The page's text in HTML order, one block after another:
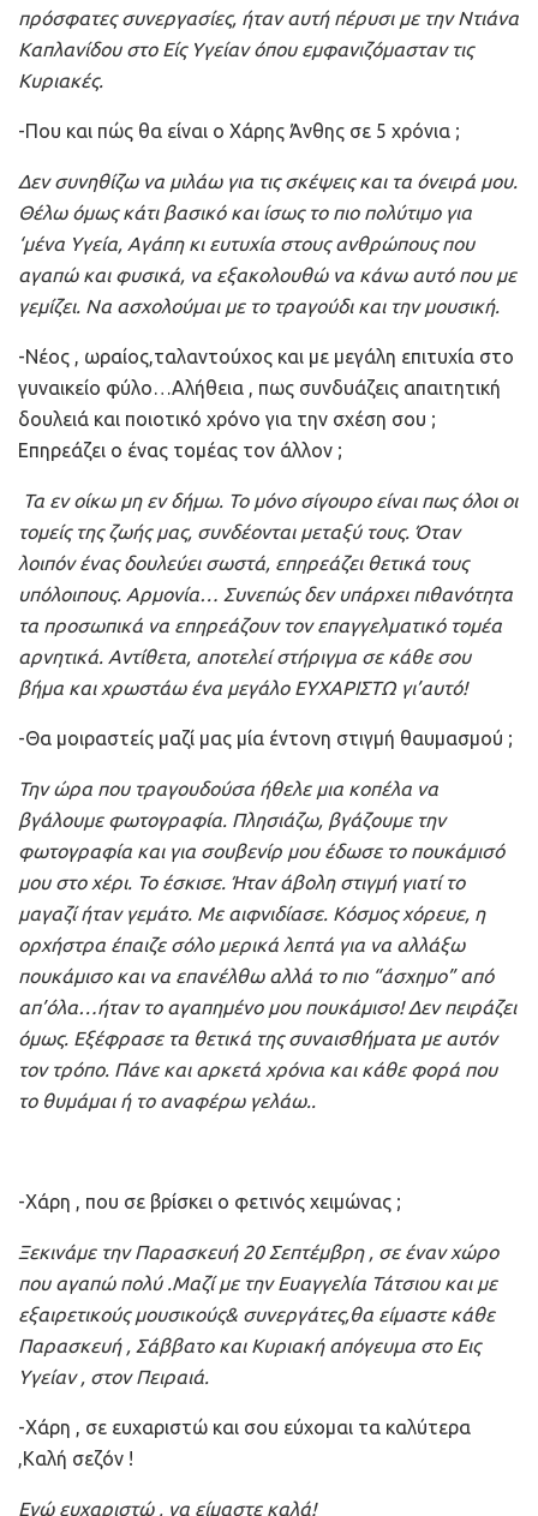
πρόσφατες συνεργασίες, ήταν αυτή πέρυσι με την Ντιάνα
Καπλανίδου στο Είς Υγείαν όπου εμφανιζόμασταν τις
Κυριακές.
-Που και πώς θα είναι ο Χάρης Άνθης σε 5 χρόνια ;
Δεν συνηθίζω να μιλάω για τις σκέψεις και τα όνειρά μου.
Θέλω όμως κάτι βασικό και ίσως το πιο πολύτιμο για
‘μένα Υγεία, Αγάπη κι ευτυχία στους ανθρώπους που
αγαπώ και φυσικά, να εξακολουθώ να κάνω αυτό που με
γεμίζει. Να ασχολούμαι με το τραγούδι και την μουσική.
-Νέος , ωραίος,ταλαντούχος και με μεγάλη επιτυχία στο
γυναικείο φύλο…Αλήθεια , πως συνδυάζεις απαιτητική
δουλειά και ποιοτικό χρόνο για την σχέση σου ;
Επηρεάζει ο ένας τομέας τον άλλον ;
Τα εν οίκω μη εν δήμω. Το μόνο σίγουρο είναι πως όλοι οι
τομείς της ζωής μας, συνδέονται μεταξύ τους. Όταν
λοιπόν ένας δουλεύει σωστά, επηρεάζει θετικά τους
υπόλοιπους. Αρμονία… Συνεπώς δεν υπάρχει πιθανότητα
τα προσωπικά να επηρεάζουν τον επαγγελματικό τομέα
αρνητικά. Αντίθετα, αποτελεί στήριγμα σε κάθε σου
βήμα και χρωστάω ένα μεγάλο ΕΥΧΑΡΙΣΤΩ γι’αυτό!
-Θα μοιραστείς μαζί μας μία έντονη στιγμή θαυμασμού ;
Την ώρα που τραγουδούσα ήθελε μια κοπέλα να
βγάλουμε φωτογραφία. Πλησιάζω, βγάζουμε την
φωτογραφία και για σουβενίρ μου έδωσε το πουκάμισό
μου στο χέρι. Το έσκισε. Ήταν άβολη στιγμή γιατί το
μαγαζί ήταν γεμάτο. Με αιφνιδίασε. Κόσμος χόρευε, η
ορχήστρα έπαιζε σόλο μερικά λεπτά για να αλλάξω
πουκάμισο και να επανέλθω αλλά το πιο “άσχημο” από
απ’όλα…ήταν το αγαπημένο μου πουκάμισο! Δεν πειράζει
όμως. Εξέφρασε τα θετικά της συναισθήματα με αυτόν
τον τρόπο. Πάνε και αρκετά χρόνια και κάθε φορά που
το θυμάμαι ή το αναφέρω γελάω..
-Χάρη , που σε βρίσκει ο φετινός χειμώνας ;
Ξεκινάμε την Παρασκευή 20 Σεπτέμβρη , σε έναν χώρο
που αγαπώ πολύ .Μαζί με την Ευαγγελία Τάτσιου και με
εξαιρετικούς μουσικούς& συνεργάτες,θα είμαστε κάθε
Παρασκευή , Σάββατο και Κυριακή απόγευμα στο Εις
Υγείαν , στον Πειραιά.
-Χάρη , σε ευχαριστώ και σου εύχομαι τα καλύτερα
,Καλή σεζόν !
Εγώ ευχαριστώ , να είμαστε καλά!